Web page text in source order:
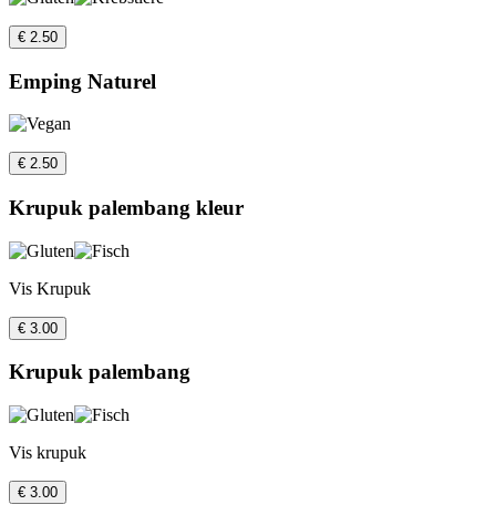
€ 2.50
Emping Naturel
€ 2.50
Krupuk palembang kleur
Vis Krupuk
€ 3.00
Krupuk palembang
Vis krupuk
€ 3.00